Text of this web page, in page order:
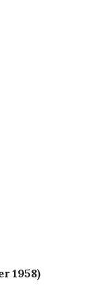
1958)